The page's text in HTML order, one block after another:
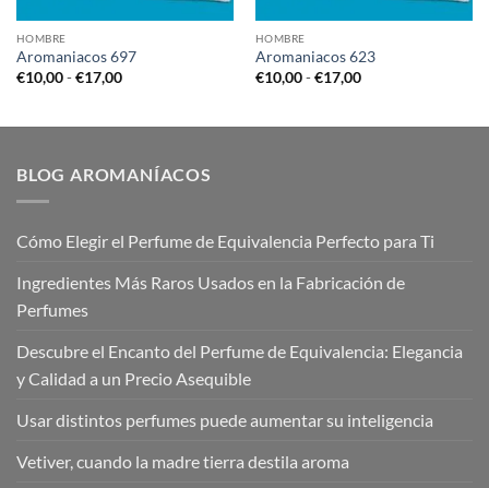
HOMBRE
Aromaniacos 697
€10,00 - €17,00Rango
HOMBRE
Aromaniacos 623
€10,00 - €17,00Rango
BLOG AROMANÍACOS
Cómo Elegir el Perfume de Equivalencia Perfecto para Ti
Ingredientes Más Raros Usados en la Fabricación de
Perfumes
Descubre el Encanto del Perfume de Equivalencia: Elegancia
y Calidad a un Precio Asequible
Usar distintos perfumes puede aumentar su inteligencia
Vetiver, cuando la madre tierra destila aroma